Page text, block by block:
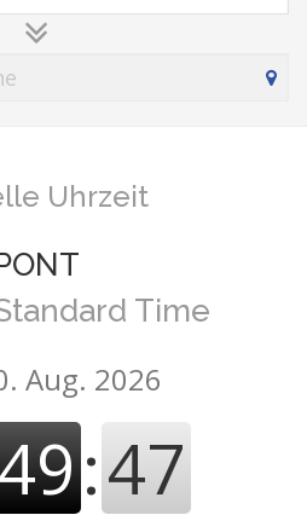
Uhrzeit
Time
Aug. 2026
:47